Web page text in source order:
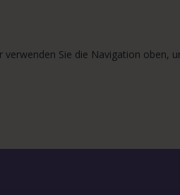
Sie die Navigation oben,